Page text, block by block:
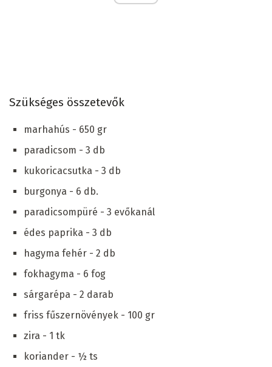
Szükséges összetevők
marhahús - 650 gr
paradicsom - 3 db
kukoricacsutka - 3 db
burgonya - 6 db.
paradicsompüré - 3 evőkanál
édes paprika - 3 db
hagyma fehér - 2 db
fokhagyma - 6 fog
sárgarépa - 2 darab
friss fűszernövények - 100 gr
zira - 1 tk
koriander - ½ ts